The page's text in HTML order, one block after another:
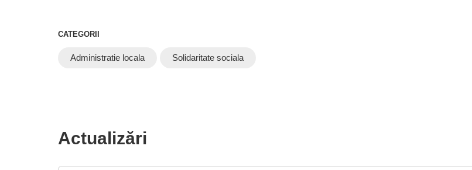
CATEGORII
Administratie locala Solidaritate sociala
Actualizări